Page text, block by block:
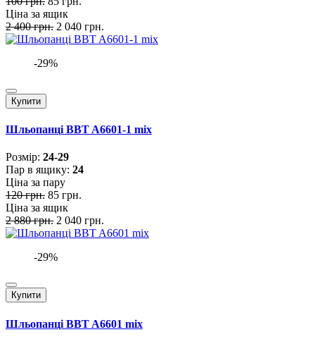
Ціна за ящик
2 400 грн. 2 040 грн.
-29%
Купити
Шльопанці BBT A6601-1 mix
Розмiр: 24-29
Пар в ящику: 24
Ціна за пару
120 грн. 85 грн.
Ціна за ящик
2 880 грн. 2 040 грн.
-29%
Купити
Шльопанці BBT A6601 mix